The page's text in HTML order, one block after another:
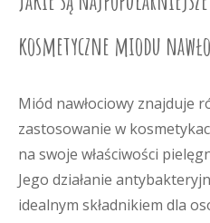
kosmetyczne miodu
Miód nawłociowy znajduje
zastosowanie w
na swoje właściwości
Jego działanie
idealnym składnikiem dla